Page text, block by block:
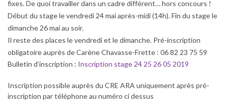
fixes. De quoi travailler dans un cadre différent… hors concours !
Début du stage le vendredi 24 mai après-midi (14h). Fin du stage le
dimanche 26 mai au soir.
Il reste des places le vendredi et le dimanche. Pré-inscription
obligatoire auprès de Carène Chavasse-Frette : 06 82 23 75 59
Bulletin d’inscription : Inscription stage 24 25 26 05 2019
Inscription possible auprès du CRE ARA uniquement après pré-
inscription par téléphone au numéro ci dessus